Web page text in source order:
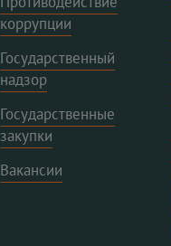
коррупции
Государственный
надзор
Государственные
закупки
Вакансии